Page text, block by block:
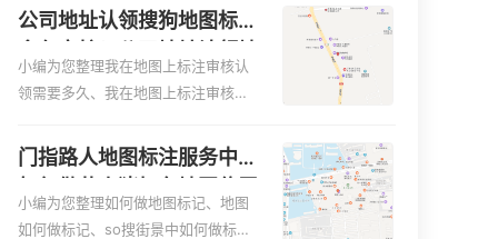
更容易地找到商户的实际位置。特别
是对于新客户或不熟悉该地区的客户
来说，地图标注可以提供明确的导航
指引，减少客户的迷路和浪费时间的
实体指路人地图标注服务中心面的存
在。对于一些客户来说，实体指路人
地
图、家政公司如何入驻美团相关地图
标注知识，详情可查看下方正文！
公司地址认领搜狗地图标注
图标注多久审核？
小编为您整理我在地图上标注审核认
领需要多久、我在地图上标注审核认
领需要多久i、我在地图上标注审核认
领需要多久Y、搜狗地图标注要多久才
显示相关地图标注知识，详情可查看
下方正文！
门指路人地图标注服务中心
标记？门指路人地图标注服
小编为您整理如何做地图标记、地图
如何做标记、so搜街景中如何做标